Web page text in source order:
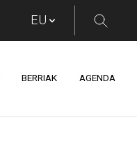
BERRIAK AGENDA